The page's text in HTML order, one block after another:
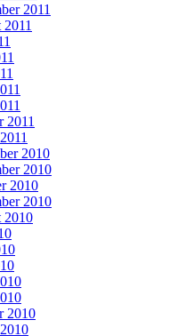
2011
2011
2010
2010
2010
2010
2010
2010